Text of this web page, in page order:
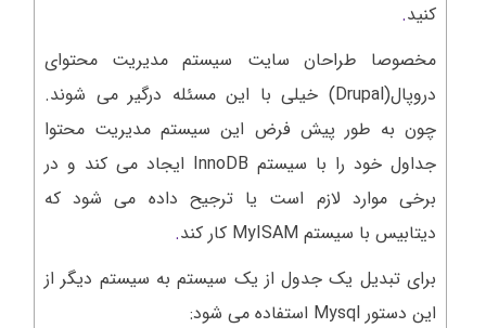
کنید.
مخصوصا طراحان سایت سیستم مدیریت محتوای
دروپال(Drupal) خیلی با این مسئله درگیر می شوند.
چون به طور پیش فرض این سیستم مدیریت محتوا
جداول خود را با سیستم InnoDB ایجاد می کند و در
برخی موارد لازم است یا ترجیح داده می شود که
دیتابیس با سیستم MyISAM کار کند
.
برای تبدیل یک جدول از یک سیستم به سیستم دیگر از
این دستور Mysql استفاده می شود: